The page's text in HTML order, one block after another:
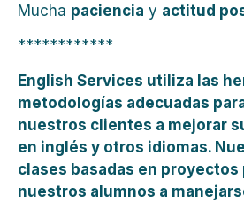
Mucha paciencia y actitud
************
English Services utiliza las
metodologías adecuadas
nuestros clientes a mejorar
en inglés y otros idiomas.
clases basadas en proyectos
nuestros alumnos a